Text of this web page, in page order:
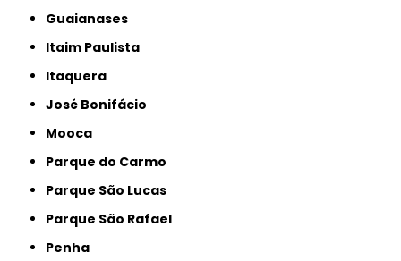
Guaianases
Itaim Paulista
Itaquera
José Bonifácio
Mooca
Parque do Carmo
Parque São Lucas
Parque São Rafael
Penha